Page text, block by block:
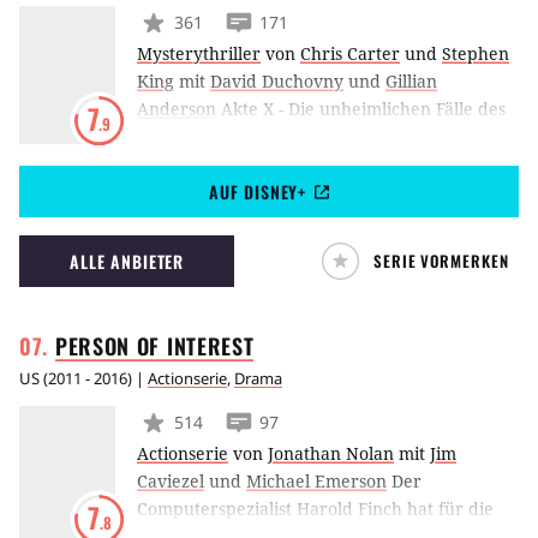
7.9
361
171
Mysterythriller von Chris Carter und Stephen
King mit David Duchovny und Gillian
Anderson Akte X - Die unheimlichen Fälle des
allem durch ihre Mischung aus Science-
Fiction-, Horror-, Fantasy- und Mystery-
Elementen bekannt ist. Während Gillian
Anderson und David Duchovny verschiedenen
Kriminal im Auftrag des FBI lösen, werden sie
sogenannten Mytharc behandelt wird.
AUF DISNEY+
ALLE ANBIETER SERIE VORMERKEN
PERSON OF INTEREST
US(2011 - 2016) | Actionserie, Drama
7.8
514
97
Actionserie von Jonathan Nolan mit Jim
Caviezel und Michael Emerson Der
Computerspezialist Harold Finch hat für die